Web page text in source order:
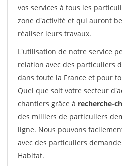
vos services à tous les
zone d'activité et qui auront
réaliser leurs travaux.
L'utilisation de notre service
relation avec des particuliers
dans toute la France et pour
Quel que soit votre secteur
chantiers grâce à recherche-
des milliers de particuliers
ligne. Nous pouvons
avec des particuliers
Habitat.